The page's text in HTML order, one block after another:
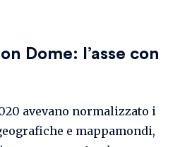
Dome: l’asse con
avevano normalizzato i
e mappamondi,